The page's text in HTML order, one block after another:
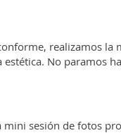
realizamos la
No paramos
sesión de fotos